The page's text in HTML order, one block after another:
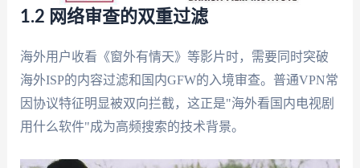
1.2 网络审查的双重过滤
海外用户收看《窗外有情天》等影片时，需要同时突破
海外ISP的内容过滤和国内GFW的入境审查。普通VPN常
因协议特征明显被双向拦截，这正是"海外看国内电视剧
用什么软件"成为高频搜索的技术背景。